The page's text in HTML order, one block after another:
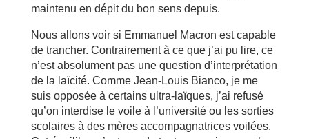
maintenu en dépit du bon sens depuis.
Nous allons voir si Emmanuel Macron est capable
de trancher. Contrairement à ce que j’ai pu lire, ce
n’est absolument pas une question d’interprétation
de la laïcité. Comme Jean-Louis Bianco, je me
suis opposée à certains ultra-laïques, j’ai refusé
qu’on interdise le voile à l’université ou les sorties
scolaires à des mères accompagnatrices voilées.